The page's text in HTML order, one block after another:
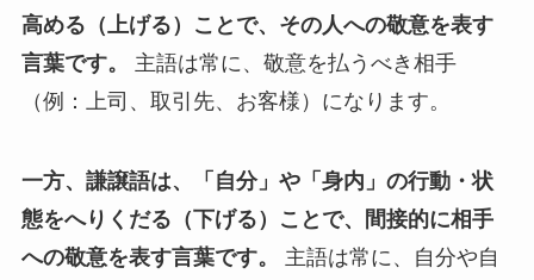
高める（上げる）ことで、その人への敬意を表す
言葉です。
主語は常に、敬意を払うべき相手
（例：上司、取引先、お客様）になります。
一方、謙譲語は、「自分」や「身内」の行動・状
態をへりくだる（下げる）ことで、間接的に相手
への敬意を表す言葉です。
主語は常に、自分や自